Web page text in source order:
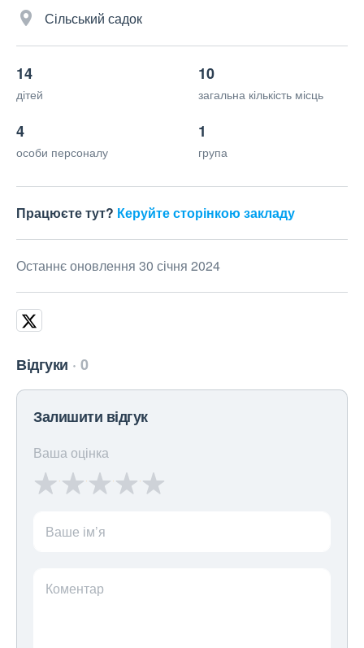
Сільський садок
14
дітей
10
загальна кількість місць
4
особи персоналу
1
група
Працюєте тут? Керуйте сторінкою закладу
Останнє оновлення 30 січня 2024
Відгуки 0
Залишити відгук
Ваша оцінка
Ваше ім’я
Коментар